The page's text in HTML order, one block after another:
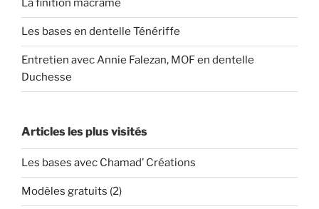
La finition macramé
Les bases en dentelle Ténériffe
Entretien avec Annie Falezan, MOF en dentelle
Duchesse
Articles les plus visités
Les bases avec Chamad’ Créations
Modèles gratuits (2)